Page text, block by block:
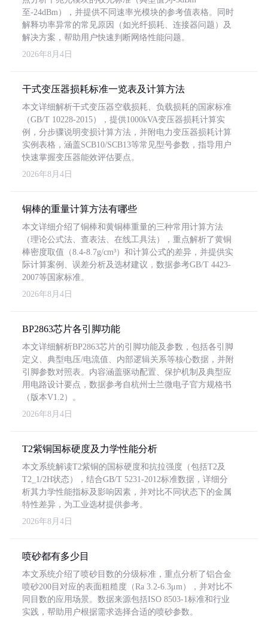
至-24dBm），并提供不同速率光模块的参考值表格。同时
解释功率异常的常见原因（如光纤损耗、连接器问题）及
解决方案，帮助用户快速判断网络性能问题。
2026年8月4日
干式变压器损耗标准一览表及计算方法
本文详细解析干式变压器空载损耗、负载损耗的国家标准
（GB/T 10228-2015），提供1000kVA变压器损耗计算实
例，分步骤说明变损计算方法，并附电力变压器损耗计算
实例表格，涵盖SCB10/SCB13等常见型号参数，指导用户
快速掌握变压器能效评估要点。
2026年8月4日
铜棒的重量计算方法有哪些
本文详细介绍了铜棒和黄铜棒重量的三种常用计算方法
（理论公式法、查表法、在线工具法），重点解析了黄铜
棒密度取值（8.4-8.7g/cm³）和计算公式的差异，并提供实
际计算案例、误差分析及选材建议，数据参考GB/T 4423-
2007等国家标准。
2026年8月4日
BP2863芯片各引脚功能
本文详细解析BP2863芯片的引脚功能及参数，包括各引脚
定义、典型电压/电流值、内部逻辑关系等核心数据，并附
引脚参数对照表。内容涵盖驱动配置、保护机制及典型应
用电路设计要点，数据参考自杭州士兰微电子官方规格书
（版本V1.2）。
2026年8月4日
T2紫铜国标硬度及力学性能分析
本文系统解读T2紫铜的国标硬度和抗拉强度（包括T2及
T2_1/2H状态），结合GB/T 5231-2012标准数据，详细分
析其力学性能指标及影响因素，并对比不同状态下的金属
特性差异，为工业选材提供参考。
2026年8月4日
喷砂都有多少目
本文系统介绍了喷砂目数的分级标准，重点分析了铝合金
喷砂200目对应的表面粗糙度（Ra 3.2-6.3μm），并对比不
同目数的应用场景。数据来源包括ISO 8503-1标准和行业
实践，帮助用户根据需求选择合适的喷砂参数。